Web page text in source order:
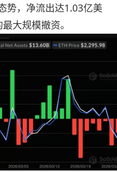
势，净流出达1.03亿美
大规模撤资。